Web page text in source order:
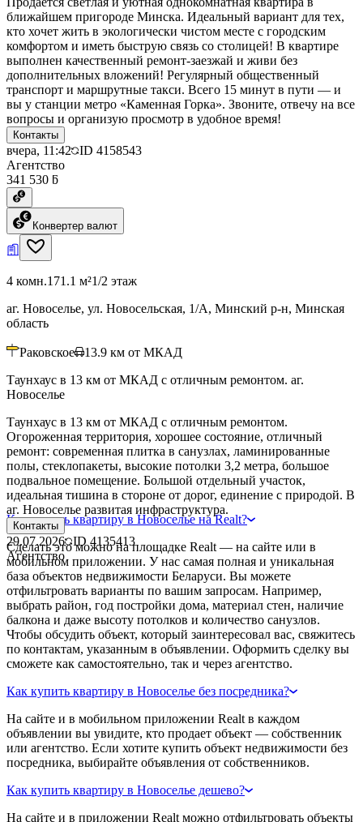
ближайшем пригороде Минска. Идеальный вариант для тех,
кто хочет жить в экологически чистом месте с городским
комфортом и иметь быструю связь со столицей! В квартире
выполнен качественный ремонт-заезжай и живи без
дополнительных вложений! Регулярный общественный
транспорт и маршрутные такси. Всего 15 минут в пути — и
вы у станции метро «Каменная Горка». Звоните, отвечу на все
вопросы и организую просмотр в удобное время!
Контакты
вчера, 11:42 ID 4158543
Агентство
341 530 ƃ
Конвертер валют
4 комн.171.1 м²1/2 этаж
аг. Новоселье, ул. Новосельская, 1/А, Минский р-н, Минская
область
Раковское 13.9 км от МКАД
Таунхаус в 13 км от МКАД с отличным ремонтом. аг.
Новоселье
Таунхаус в 13 км от МКАД с отличным ремонтом.
Огороженная территория, хорошее состояние, отличный
ремонт: современная плитка в санузлах, ламинированные
полы, стеклопакеты, высокие потолки 3,2 метра, большое
подвальное помещение. Большой отдельный участок,
идеальная тишина в стороне от дорог, единение с природой. В
аг. Новоселье развитая инфраструктура.
Контакты
29.07.2026 ID 4135413
Агентство
Как купить квартиру в Новоселье на Realt?
Сделать это можно на площадке Realt — на сайте или в
мобильном приложении. У нас самая полная и уникальная
база объектов недвижимости Беларуси. Вы можете
отфильтровать варианты по вашим запросам. Например,
выбрать район, год постройки дома, материал стен, наличие
балкона и даже высоту потолков и количество санузлов.
Чтобы обсудить объект, который заинтересовал вас, свяжитесь
по контактам, указанным в объявлении. Оформить сделку вы
сможете как самостоятельно, так и через агентство.
Как купить квартиру в Новоселье без посредника?
На сайте и в мобильном приложении Realt в каждом
объявлении вы увидите, кто продает объект — собственник
или агентство. Если хотите купить объект недвижимости без
посредника, выбирайте объявления от собственников.
Как купить квартиру в Новоселье дешево?
На сайте и в приложении Realt можно отфильтровать объекты